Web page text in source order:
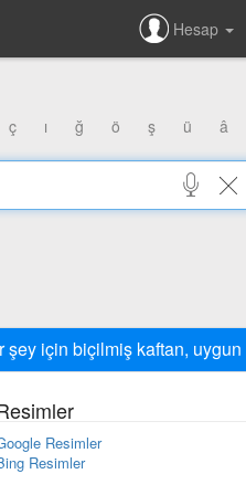
Hesap
ç ı ğ ö ş ü â
şey için biçilmiş kaftan, uygun
Resimler
Resimler